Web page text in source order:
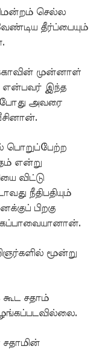
செல்ல
தீர்ப்பையும்
முன்னாள்
என்பவர் இந்த
போது அவரை
பொறுப்பேற்ற
என்று
விட்டு
நீதிபதியும்
பிறகு
மூன்று
சதாம்
சதாமின்